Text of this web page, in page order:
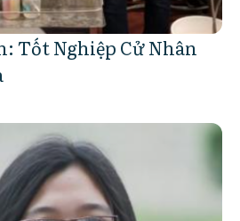
Tốt Nghiệp Cử Nhân